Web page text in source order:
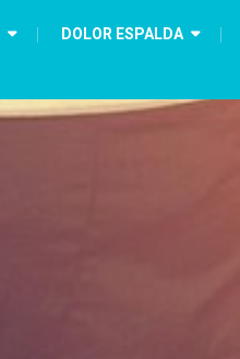
DOLOR ESPALDA